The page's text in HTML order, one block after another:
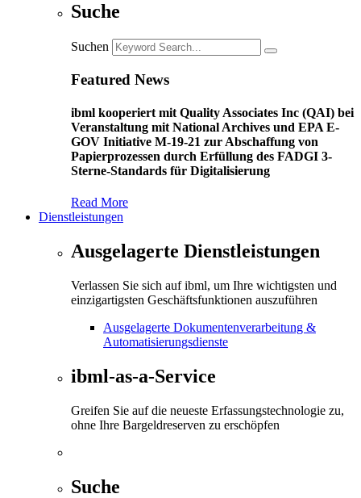
Suche
Suchen
Featured News
ibml kooperiert mit Quality Associates Inc (QAI) bei
Veranstaltung mit National Archives und EPA E-
GOV Initiative M-19-21 zur Abschaffung von
Papierprozessen durch Erfüllung des FADGI 3-
Sterne-Standards für Digitalisierung
Read More
Dienstleistungen
Ausgelagerte Dienstleistungen
Verlassen Sie sich auf ibml, um Ihre wichtigsten und
einzigartigsten Geschäftsfunktionen auszuführen
Ausgelagerte Dokumentenverarbeitung &
Automatisierungsdienste
ibml-as-a-Service
Greifen Sie auf die neueste Erfassungstechnologie zu,
ohne Ihre Bargeldreserven zu erschöpfen
Suche